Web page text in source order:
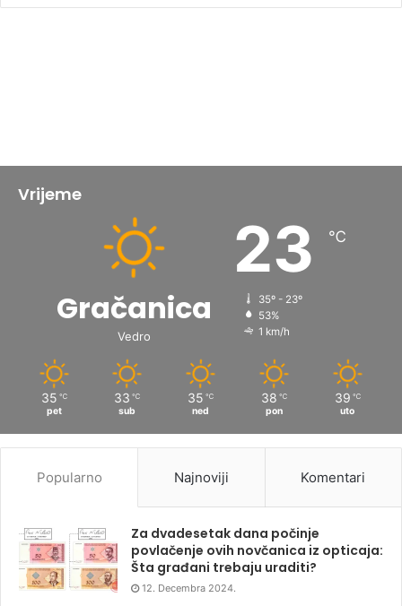
Vrijeme
Gračanica
Vedro
23 ℃
35º - 23º
53%
1 km/h
35 ℃
pet
33 ℃
sub
35 ℃
ned
38 ℃
pon
39 ℃
uto
Popularno Najnoviji Komentari
Za dvadesetak dana počinje
povlačenje ovih novčanica iz opticaja:
Šta građani trebaju uraditi?
12. Decembra 2024.